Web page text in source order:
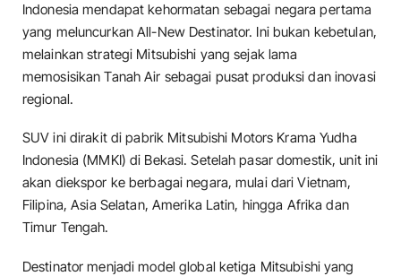
Indonesia mendapat kehormatan sebagai negara pertama
yang meluncurkan All-New Destinator. Ini bukan kebetulan,
melainkan strategi Mitsubishi yang sejak lama
memosisikan Tanah Air sebagai pusat produksi dan inovasi
regional.
SUV ini dirakit di pabrik Mitsubishi Motors Krama Yudha
Indonesia (MMKI) di Bekasi. Setelah pasar domestik, unit ini
akan diekspor ke berbagai negara, mulai dari Vietnam,
Filipina, Asia Selatan, Amerika Latin, hingga Afrika dan
Timur Tengah.
Destinator menjadi model global ketiga Mitsubishi yang